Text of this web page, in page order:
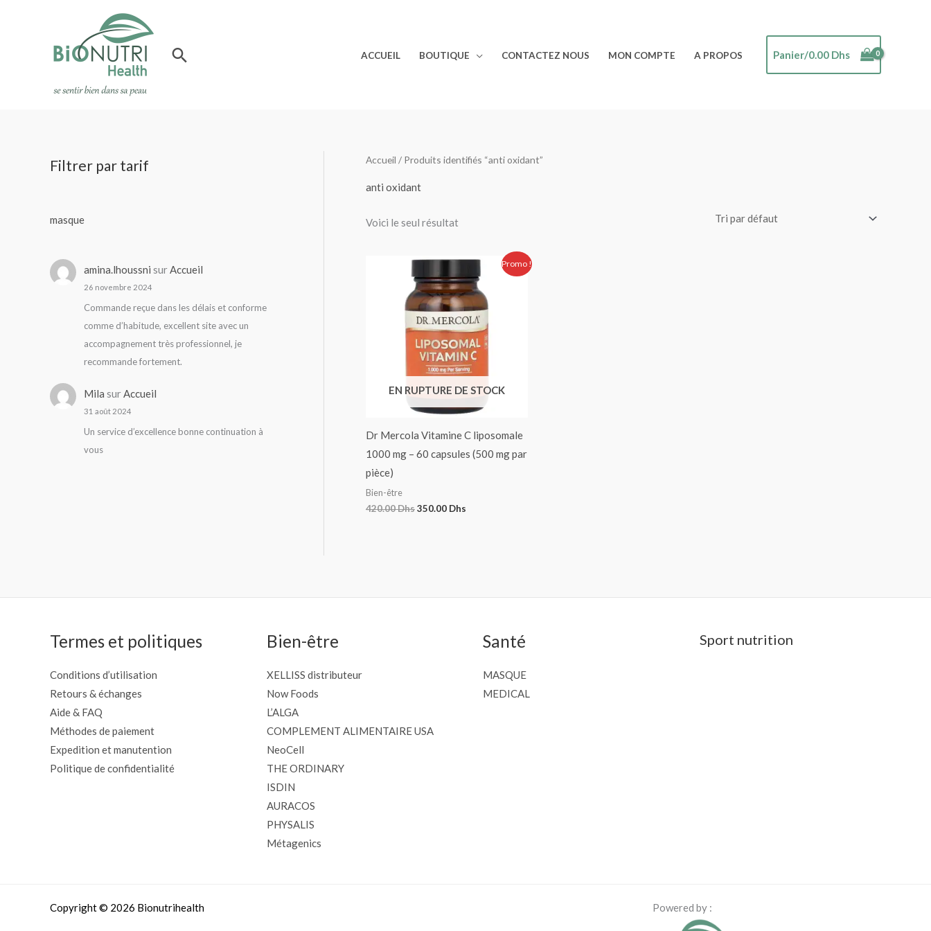
Rechercher ACCUEIL BOUTIQUE CONTACTEZ NOUS MON COMPTE A PROPOS Panier/0.00 Dhs
Filtrer par tarif
masque
amina.lhoussni surAccueil
26 novembre 2024
Commande reçue dans les délais et conforme
comme d’habitude, excellent site avec un
accompagnement très professionnel, je
recommande fortement.
Mila surAccueil
31 août 2024
Un service d’excellence bonne continuation à
vous
Accueil / Produits identifiés “anti oxidant”
anti oxidant
Voici le seul résultat
Promo !
EN RUPTURE DE STOCK
Dr Mercola Vitamine C liposomale
1000 mg – 60 capsules (500 mg par
pièce)
Bien-être
420.00Dhs
Le
initial
était :
420.00 Dhs.
350.00 Dhs
Le
actuel
est :
350.00 Dhs.
Termes et politiques
Conditions d’utilisation
Retours & échanges
Aide & FAQ
Méthodes de paiement
Expedition et manutention
Politique de confidentialité
Bien-être
XELLISS distributeur
Now Foods
L’ALGA
COMPLEMENT ALIMENTAIRE USA
NeoCell
THE ORDINARY
ISDIN
AURACOS
PHYSALIS
Métagenics
Santé
MASQUE
MEDICAL
Sport nutrition
Copyright © 2026 Bionutrihealth Powered by :